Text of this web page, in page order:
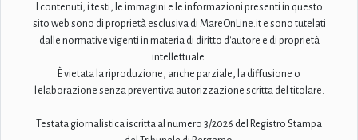
I contenuti, i testi, le immagini e le informazioni presenti in questo
sito web sono di proprietà esclusiva di MareOnLine.it e sono tutelati
dalle normative vigenti in materia di diritto d'autore e di proprietà
intellettuale.
È vietata la riproduzione, anche parziale, la diffusione o
l'elaborazione senza preventiva autorizzazione scritta del titolare.
Testata giornalistica iscritta al numero 3/2026 del Registro Stampa